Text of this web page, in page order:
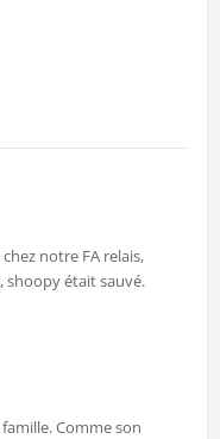
notre FA relais,
shoopy était sauvé.
Comme son